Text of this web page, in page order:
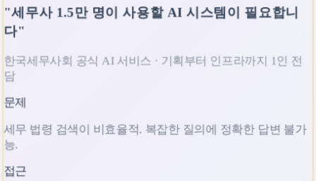
"세무사 1.5만 명이 사용할 AI 시스템이 필요합니
다"
한국세무사회 공식 AI 서비스 · 기획부터 인프라까지 1인 전
담
문제
세무 법령 검색이 비효율적. 복잡한 질의에 정확한 답변 불가
능.
접근